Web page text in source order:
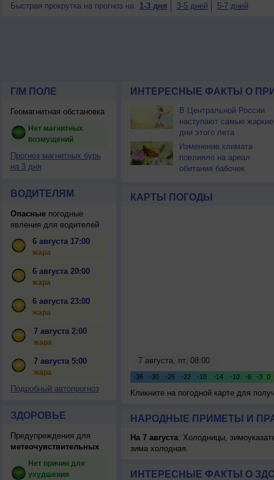
Быстрая прокрутка на прогноз на 1-3 дня 3-5 дней 5-7 дней
Г/М ПОЛЕ
Геомагнитная обстановка
Нет магнитных
возмущений
Прогноз магнитных бурь
на 3 дня
ВОДИТЕЛЯМ
Опасныепогодные
явления для водителей
6 августа 17:00
жара
6 августа 20:00
жара
6 августа 23:00
жара
7 августа 2:00
жара
7 августа 5:00
жара
Подробный автопрогноз
ЗДОРОВЬЕ
Предупреждения для
метеочувствительных
Нет причин для
ухудшения
ИНТЕРЕСНЫЕ ФАКТЫ О
В Центральной России
наступают самые жаркие
дни этого лета
Изменение климата
повлияло на ареал
обитания бабочек
КАРТЫ ПОГОДЫ
Кликните на погодной карте для
НАРОДНЫЕ ПРИМЕТЫ И
На 7 августа: Холодницы,
зима холодная.
ИНТЕРЕСНЫЕ ФАКТЫ О